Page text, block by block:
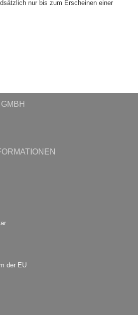
nur bis zum Erscheinen einer
der EU